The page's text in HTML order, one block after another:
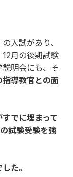
入試があり、
月の後期試験
明会にも、そ
指導教官との面
すでに埋まって
試験受験を強
た。